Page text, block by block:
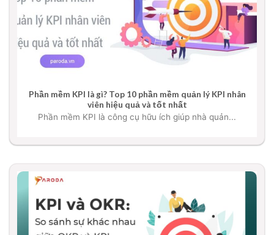
Phần mềm KPI là gì? Top 10 phần mềm quản lý KPI nhân
viên hiệu quả và tốt nhất
Phần mềm KPI là công cụ hữu ích giúp nhà quản...